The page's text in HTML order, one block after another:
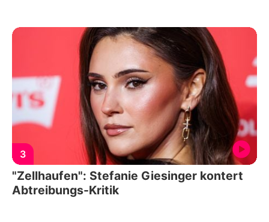
3
"Zellhaufen": Stefanie Giesinger kontert
Abtreibungs-Kritik